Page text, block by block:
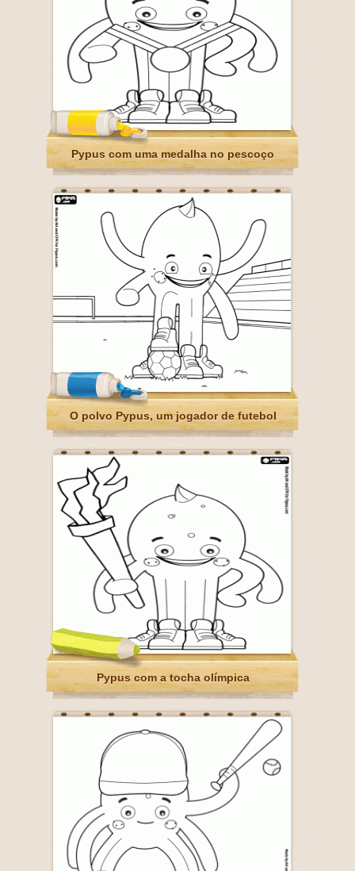
Pypus com uma medalha no pescoço
O polvo Pypus, um jogador de futebol
Pypus com a tocha olímpica